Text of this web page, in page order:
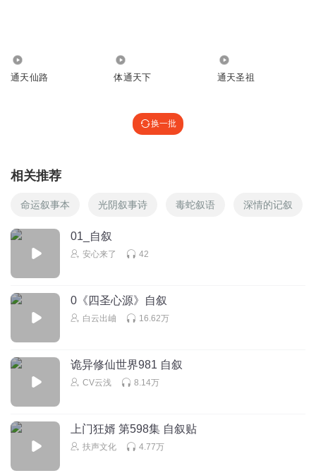
通天仙路 体通天下 通天圣祖
换一批
相关推荐
命运叙事本 光阴叙事诗 毒蛇叙语 深情的记叙
01_自叙
安心来了 42
0《四圣心源》自叙
白云出岫 16.62万
诡异修仙世界981 自叙
CV云浅 8.14万
上门狂婿 第598集 自叙贴
扶声文化 4.77万